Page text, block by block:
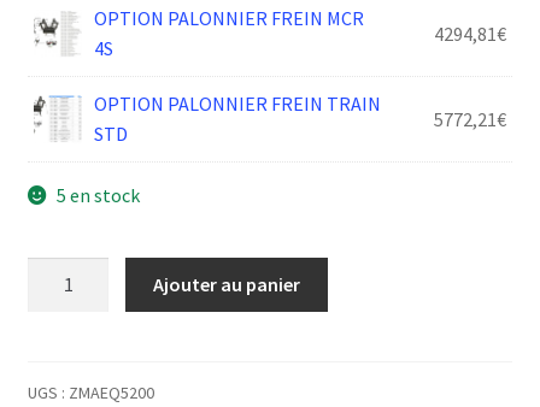
OPTION PALONNIER FREIN MCR
4S
4294,81€
OPTION PALONNIER FREIN TRAIN
STD
5772,21€
5 en stock
FREIN
Ajouter au panier
UGS : ZMAEQ5200